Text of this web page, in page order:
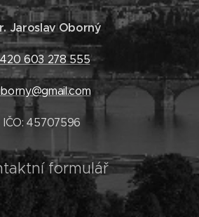
Jaroslav Oborný
603 278 555
IČO: 45707596
formulář